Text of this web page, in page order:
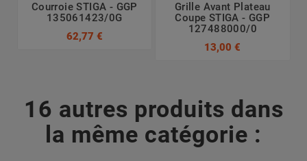
Courroie STIGA - GGP
135061423/0G
62,77 €
Grille Avant Plateau
Coupe STIGA - GGP
127488000/0
13,00 €
16 autres produits dans
la même catégorie :